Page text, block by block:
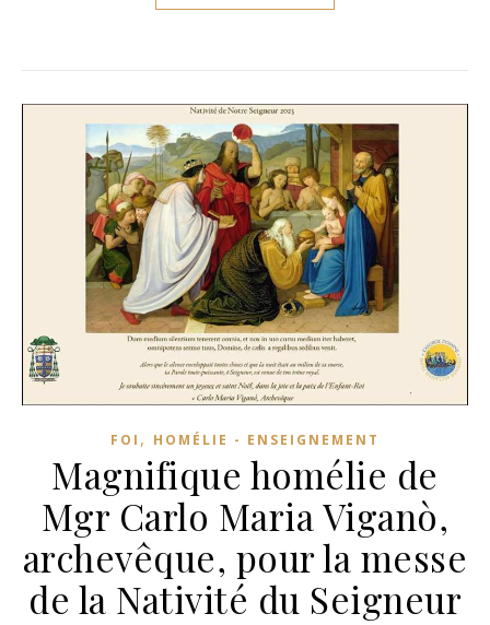
FOI , HOMÉLIE - ENSEIGNEMENT
Magnifique homélie de
Mgr Carlo Maria Viganò,
archevêque, pour la messe
de la Nativité du Seigneur